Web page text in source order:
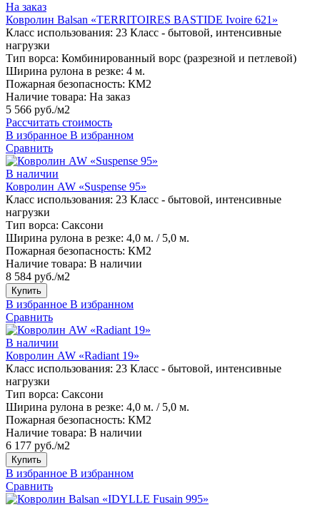
На заказ
Ковролин Balsan «TERRITOIRES BASTIDE Ivoire 621»
Класс использования: 23 Класс - бытовой, интенсивные
нагрузки
Тип ворса: Комбинированный ворс (разрезной и петлевой)
Ширина рулона в резке: 4 м.
Пожарная безопасность: КМ2
Наличие товара: На заказ
5 566 руб./м2
Рассчитать стоимость
В избранное В избранном
Сравнить
В наличии
Ковролин AW «Suspense 95»
Класс использования: 23 Класс - бытовой, интенсивные
нагрузки
Тип ворса: Саксони
Ширина рулона в резке: 4,0 м. / 5,0 м.
Пожарная безопасность: КМ2
Наличие товара: В наличии
8 584 руб./м2
Купить
В избранное В избранном
Сравнить
В наличии
Ковролин AW «Radiant 19»
Класс использования: 23 Класс - бытовой, интенсивные
нагрузки
Тип ворса: Саксони
Ширина рулона в резке: 4,0 м. / 5,0 м.
Пожарная безопасность: КМ2
Наличие товара: В наличии
6 177 руб./м2
Купить
В избранное В избранном
Сравнить